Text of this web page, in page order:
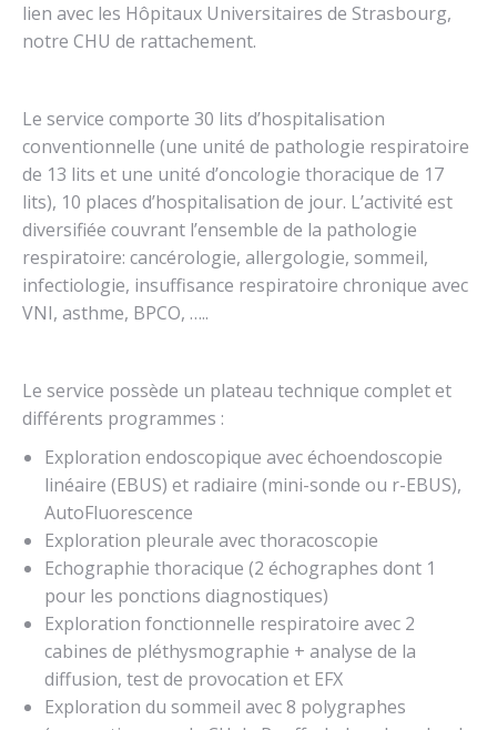
lien avec les Hôpitaux Universitaires de Strasbourg,
notre CHU de rattachement.
Le service comporte 30 lits d’hospitalisation
conventionnelle (une unité de pathologie respiratoire
de 13 lits et une unité d’oncologie thoracique de 17
lits), 10 places d’hospitalisation de jour. L’activité est
diversifiée couvrant l’ensemble de la pathologie
respiratoire: cancérologie, allergologie, sommeil,
infectiologie, insuffisance respiratoire chronique avec
VNI, asthme, BPCO, …..
Le service possède un plateau technique complet et
différents programmes :
Exploration endoscopique avec échoendoscopie
linéaire (EBUS) et radiaire (mini-sonde ou r-EBUS),
AutoFluorescence
Exploration pleurale avec thoracoscopie
Echographie thoracique (2 échographes dont 1
pour les ponctions diagnostiques)
Exploration fonctionnelle respiratoire avec 2
cabines de pléthysmographie + analyse de la
diffusion, test de provocation et EFX
Exploration du sommeil avec 8 polygraphes